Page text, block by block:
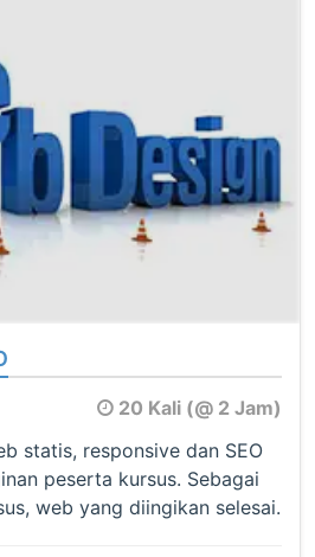
20 Kali (@ 2 Jam)
statis, responsive dan SEO
peserta kursus. Sebagai
web yang diingikan selesai.